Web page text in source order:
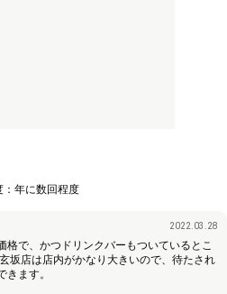
年に数回程度
2022.03.28
格で、かつドリンクバーもついているとこ
坂店は店内がかなり大きいので、待たされ
きます。